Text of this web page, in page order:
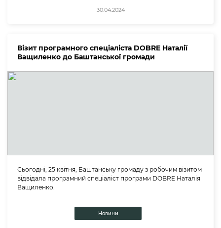
30.04.2024
Візит програмного спеціаліста DOBRE Наталії
Ващиленко до Баштанської громади
Сьогодні, 25 квітня, Баштанську громаду з робочим візитом
відвідала програмний спеціаліст програми DOBRE Наталія
Ващиленко.
Новини